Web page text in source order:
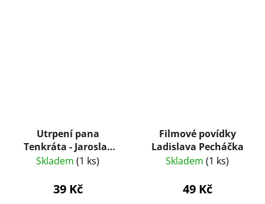
Utrpení pana
Tenkráta - Jaroslav
Hašek
Skladem (1 ks)
39 Kč
Filmové povídky
Ladislava Pecháčka
Skladem (1 ks)
49 Kč